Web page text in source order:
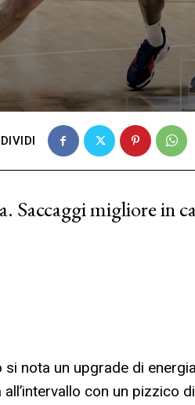
Saccaggi migliore in
si nota un upgrade di
con un pizzico